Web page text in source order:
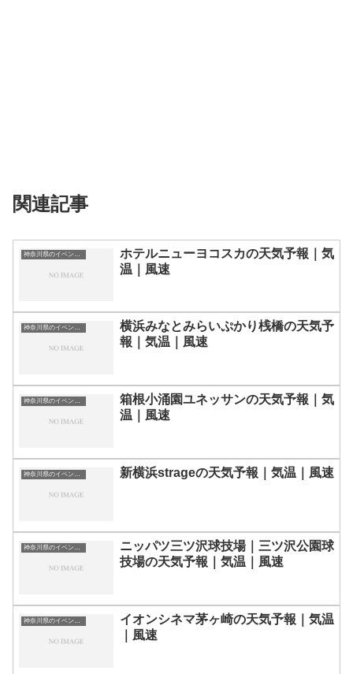
関連記事
神奈川県のイベント会場一覧
ホテルニューヨコスカの天気予報｜気
温｜風速
神奈川県のイベント会場一覧
横浜みなとみらいぷかり桟橋の天気予
報｜気温｜風速
神奈川県のイベント会場一覧
箱根小涌園ユネッサンの天気予報｜気
温｜風速
神奈川県のイベント会場一覧 新横浜strageの天気予報｜気温｜風速
神奈川県のイベント会場一覧
ニッパツ三ツ沢球技場｜三ツ沢公園球
技場の天気予報｜気温｜風速
神奈川県のイベント会場一覧
イオンシネマ茅ヶ崎の天気予報｜気温
｜風速